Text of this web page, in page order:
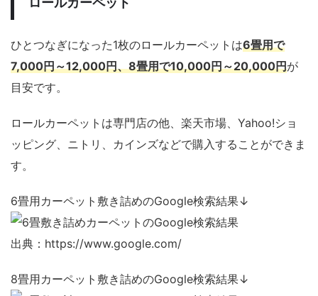
ひとつなぎになった1枚のロールカーペットは6畳用で
7,000円～12,000円、8畳用で10,000円～20,000円が
目安です。
ロールカーペットは専門店の他、楽天市場、Yahoo!ショ
ッピング、ニトリ、カインズなどで購入することができま
す。
6畳用カーペット敷き詰めのGoogle検索結果↓
出典：https://www.google.com/
8畳用カーペット敷き詰めのGoogle検索結果↓